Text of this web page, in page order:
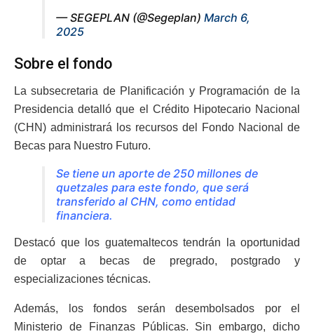
— SEGEPLAN (@Segeplan) March 6,
2025
Sobre el fondo
La subsecretaria de Planificación y Programación de la
Presidencia detalló que el Crédito Hipotecario Nacional
(CHN) administrará los recursos del Fondo Nacional de
Becas para Nuestro Futuro.
Se tiene un aporte de 250 millones de
quetzales para este fondo, que será
transferido al CHN, como entidad
financiera.
Destacó que los guatemaltecos tendrán la oportunidad
de optar a becas de pregrado, postgrado y
especializaciones técnicas.
Además, los fondos serán desembolsados por el
Ministerio de Finanzas Públicas. Sin embargo, dicho